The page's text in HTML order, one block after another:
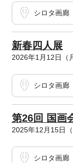
シロタ画廊
新春四人展
2026年1月12日（
シロタ画廊
第26回 国画
2025年12月15日
シロタ画廊